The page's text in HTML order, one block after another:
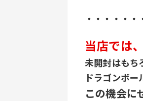
・・・・・
当店では
未開封はもち
ドラゴンボ
この機会に